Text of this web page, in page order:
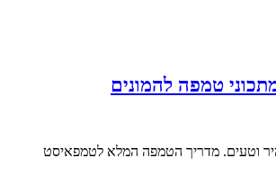
טמפה להמונים
וטעים. מדריך הטמפה המלא לטמפאיסט